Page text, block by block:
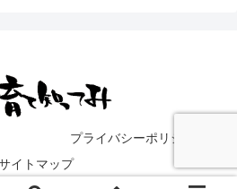
プライバシーポリシー
イトマップ